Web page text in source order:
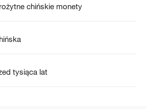
chińskie monety
tysiąca lat